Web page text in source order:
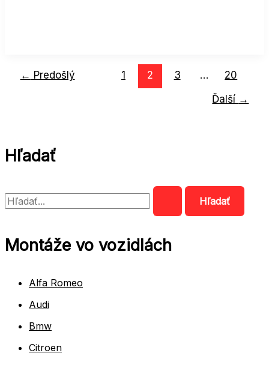
balíčky
← Predošlý 1 2 3 …
20
Ďalší →
Hľadať
V
ľMontáže vo vozidlách
Alfa Romeo
Audi
Bmw
Citroen